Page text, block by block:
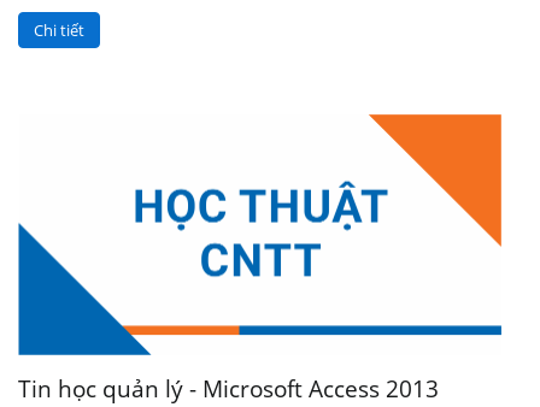
Chi tiết
Tin học quản lý - Microsoft Access 2013